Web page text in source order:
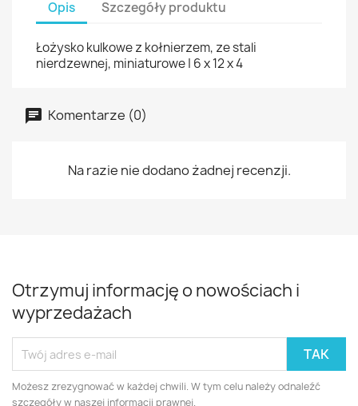
Opis Szczegóły produktu
Łożysko kulkowe z kołnierzem, ze stali
nierdzewnej, miniaturowe | 6 x 12 x 4
Komentarze (0)
Na razie nie dodano żadnej recenzji.
Otrzymuj informację o nowościach i
wyprzedażach
Możesz zrezygnować w każdej chwili. W tym celu należy odnaleźć
szczegóły w naszej informacji prawnej.